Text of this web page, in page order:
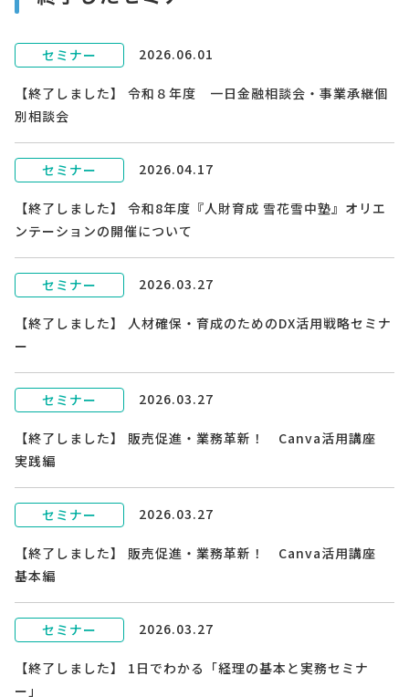
セミナー 2026.06.01
【終了しました】 令和８年度 一日金融相談会・事業承継個
別相談会
セミナー 2026.04.17
【終了しました】 令和8年度『人財育成 雪花雪中塾』オリエ
ンテーションの開催について
セミナー 2026.03.27
【終了しました】 人材確保・育成のためのDX活用戦略セミナ
ー
セミナー 2026.03.27
【終了しました】 販売促進・業務革新！ Canva活用講座
実践編
セミナー 2026.03.27
【終了しました】 販売促進・業務革新！ Canva活用講座
基本編
セミナー 2026.03.27
【終了しました】 1日でわかる「経理の基本と実務セミナ
ー」